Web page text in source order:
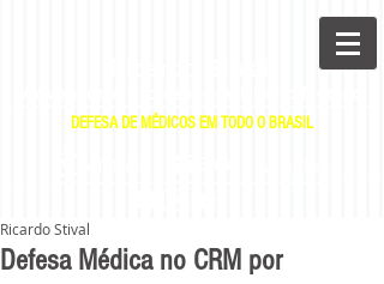
DEFESA DE MÉDICOS EM TODO O BRASIL
Defesa Médica no CRM por
Ricardo Stival